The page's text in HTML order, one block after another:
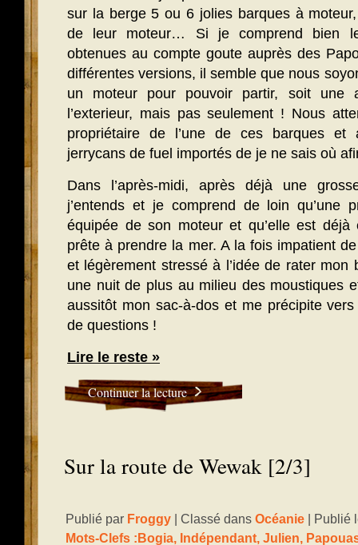
sur la berge 5 ou 6 jolies barques à
de leur moteur… Si je comprend bien
obtenues au compte goute auprès des
différentes versions, il semble que nous
un moteur pour pouvoir partir, soit une
l’exterieur, mais pas seulement ! Nous
propriétaire de l’une de ces barques et
jerrycans de fuel importés de je ne sais où
Dans l’après-midi, après déjà une
j’entends et je comprend de loin qu’une
équipée de son moteur et qu’elle est déjà
prête à prendre la mer. A la fois impatient
et légèrement stressé à l’idée de rater mon
une nuit de plus au milieu des moustiques
aussitôt mon sac-à-dos et me précipite
de questions !
Lire le reste »
Continuer la lecture
Sur la route de Wewak [2/3]
Publié par Froggy | Classé dans Océanie | Publié
Mots-Clefs :Bogia, Indépendant, Julien,